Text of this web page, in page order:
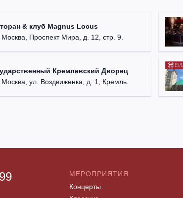
& клуб Magnus Locus
Москва, Проспект Мира, д. 12, стр. 9.
Кремлевский Дворец
Москва, ул. Воздвиженка, д. 1, Кремль.
МЕРОПРИЯТИЯ
Концерты